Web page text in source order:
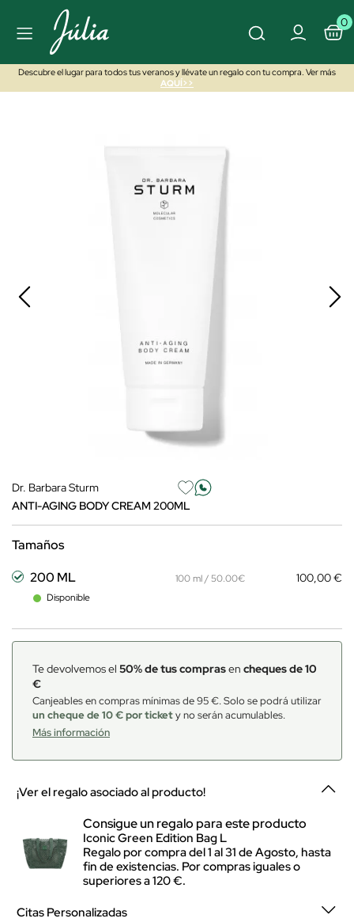
0
Descubre el lugar para todos tus veranos y llévate un regalo con tu compra. Ver más
AQUÍ>>
Dr. Barbara Sturm
ANTI-AGING BODY CREAM 200ML
Tamaños
200 ML
Disponible
100 ml / 50.00€ 100,00 €
Te devolvemos el 50% de tus comprasen cheques de 10
€
Canjeables en compras mínimas de 95 €. Solo se podrá utilizar
un cheque de 10 € por tickety no serán acumulables.
Más información
¡Ver el regalo asociado al producto!
Consigue un regalo para este producto
Iconic Green Edition Bag L
Regalo por compra del 1 al 31 de Agosto, hasta
fin de existencias. Por compras iguales o
superiores a 120 €.
Citas Personalizadas